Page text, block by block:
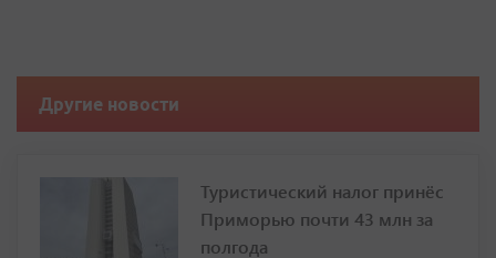
Другие новости
Туристический налог принёс
Приморью почти 43 млн за
полгода